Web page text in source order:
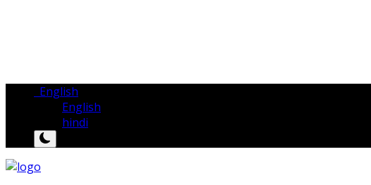
English
English
hindi